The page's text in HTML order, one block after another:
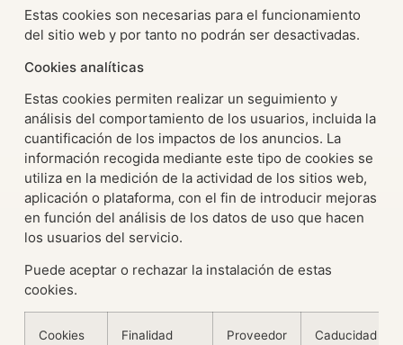
Estas cookies son necesarias para el funcionamiento
del sitio web y por tanto no podrán ser desactivadas.
Cookies analíticas
Estas cookies permiten realizar un seguimiento y
análisis del comportamiento de los usuarios, incluida la
cuantificación de los impactos de los anuncios. La
información recogida mediante este tipo de cookies se
utiliza en la medición de la actividad de los sitios web,
aplicación o plataforma, con el fin de introducir mejoras
en función del análisis de los datos de uso que hacen
los usuarios del servicio.
Puede aceptar o rechazar la instalación de estas
cookies.
Cookies
Finalidad Proveedor Caducidad